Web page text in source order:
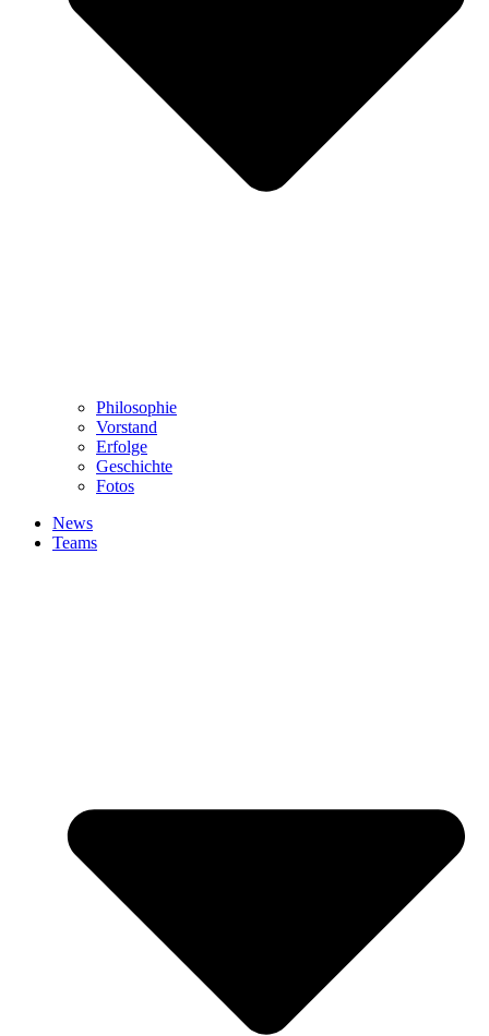
Philosophie
Vorstand
Erfolge
Geschichte
Fotos
News
Teams